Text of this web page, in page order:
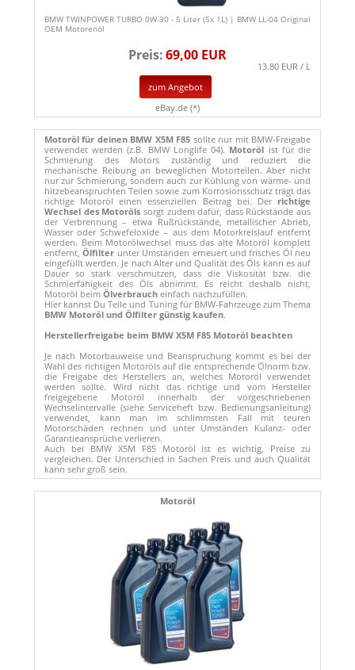
BMW TWINPOWER TURBO 0W-30 - 5 Liter (5x 1L) | BMW LL-04 Original
OEM Motorenöl
Preis:69,00 EUR
13.80 EUR / L
zum Angebot
eBay.de (*)
Motoröl für deinen BMW X5M F85 sollte nur mit BMW-Freigabe
verwendet werden (z.B. BMW Longlife 04). Motoröl ist für die
Schmierung des Motors zuständig und reduziert die
mechanische Reibung an beweglichen Motorteilen. Aber nicht
nur zur Schmierung, sondern auch zur Kühlung von wärme- und
hitzebeanspruchten Teilen sowie zum Korrosionsschutz trägt das
richtige Motoröl einen essenziellen Beitrag bei. Der richtige
Wechsel des Motoröls sorgt zudem dafür, dass Rückstände aus
der Verbrennung – etwa Rußrückstände, metallischer Abrieb,
Wasser oder Schwefeloxide – aus dem Motorkreislauf entfernt
werden. Beim Motorölwechsel muss das alte Motoröl komplett
entfernt,Ölfilter unter Umständen erneuert und frisches Öl neu
eingefüllt werden. Je nach Alter und Qualität des Öls kann es auf
Dauer so stark verschmutzen, dass die Viskosität bzw. die
Schmierfähigkeit des Öls abnimmt. Es reicht deshalb nicht,
Motoröl beim Ölverbrauch einfach nachzufüllen.
Hier kannst Du Teile und Tuning für BMW-Fahrzeuge zum Thema
BMW Motoröl und Ölfilter günstig kaufen.
Herstellerfreigabe beim BMW X5M F85 Motoröl beachten
Je nach Motorbauweise und Beanspruchung kommt es bei der
Wahl des richtigen Motoröls auf die entsprechende Ölnorm bzw.
die Freigabe des Herstellers an, welches Motoröl verwendet
werden sollte. Wird nicht das richtige und vom Hersteller
freigegebene Motoröl innerhalb der vorgeschriebenen
Wechselintervalle (siehe Serviceheft bzw. Bedienungsanleitung)
verwendet, kann man im schlimmsten Fall mit teuren
Motorschäden rechnen und unter Umständen Kulanz- oder
Garantieansprüche verlieren.
Auch bei BMW X5M F85 Motoröl ist es wichtig, Preise zu
vergleichen. Der Unterschied in Sachen Preis und auch Qualität
kann sehr groß sein.
Motoröl